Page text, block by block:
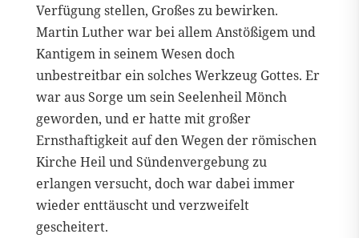
Verfügung stellen, Großes zu bewirken.
Martin Luther war bei allem Anstößigem und
Kantigem in seinem Wesen doch
unbestreitbar ein solches Werkzeug Gottes. Er
war aus Sorge um sein Seelenheil Mönch
geworden, und er hatte mit großer
Ernsthaftigkeit auf den Wegen der römischen
Kirche Heil und Sündenvergebung zu
erlangen versucht, doch war dabei immer
wieder enttäuscht und verzweifelt
gescheitert.